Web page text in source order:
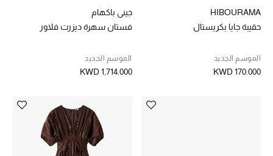
الرجال
الأطفال
HIBOURAMA
حقيبة جايا بكريستال
الموسم الجديد
KWD 170.000
جيني باكهام
فستان سهرة ديزرت فلاور
الموسم الجديد
KWD 1,714.000